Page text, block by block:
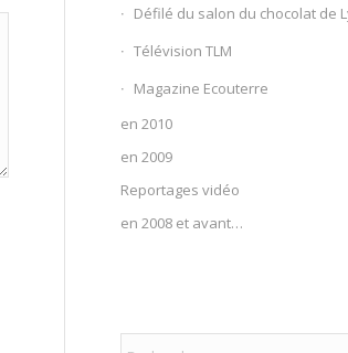
Défilé du salon du chocolat de
Télévision TLM
Magazine Ecouterre
en 2010
en 2009
Reportages vidéo
en 2008 et avant…